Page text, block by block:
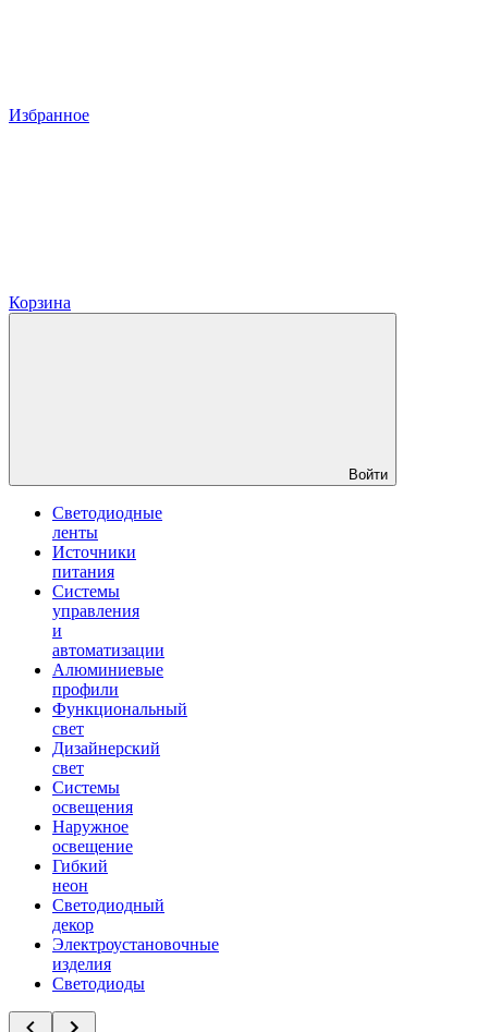
Избранное
Корзина
Войти
Светодиодные
ленты
Источники
питания
Системы
управления
и
автоматизации
Алюминиевые
профили
Функциональный
свет
Дизайнерский
свет
Системы
освещения
Наружное
освещение
Гибкий
неон
Светодиодный
декор
Электроустановочные
изделия
Светодиоды